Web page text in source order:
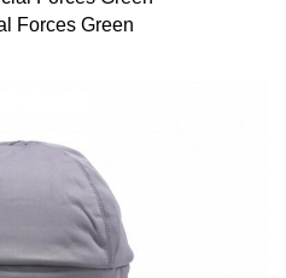
₽.
Forces Green